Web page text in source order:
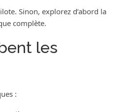
Sinon, explorez d’abord la
complète.
les
: